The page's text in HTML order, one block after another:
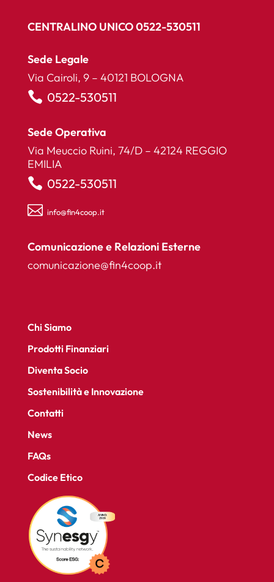
CENTRALINO UNICO 0522-530511
Sede Legale
Via Cairoli, 9 – 40121 BOLOGNA
 0522-530511
Sede Operativa
Via Meuccio Ruini, 74/D – 42124 REGGIO
EMILIA
 0522-530511
 info@fin4coop.it
Comunicazione e Relazioni Esterne
comunicazione@fin4coop.it
Chi Siamo
Prodotti Finanziari
Diventa Socio
Sostenibilità e Innovazione
Contatti
News
FAQs
Codice Etico